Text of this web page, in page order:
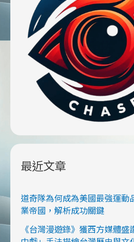
最近文章
道奇隊為何成為美國最強運動
業帝國，解析成功關鍵
《台灣漫遊錄》獲西方媒體